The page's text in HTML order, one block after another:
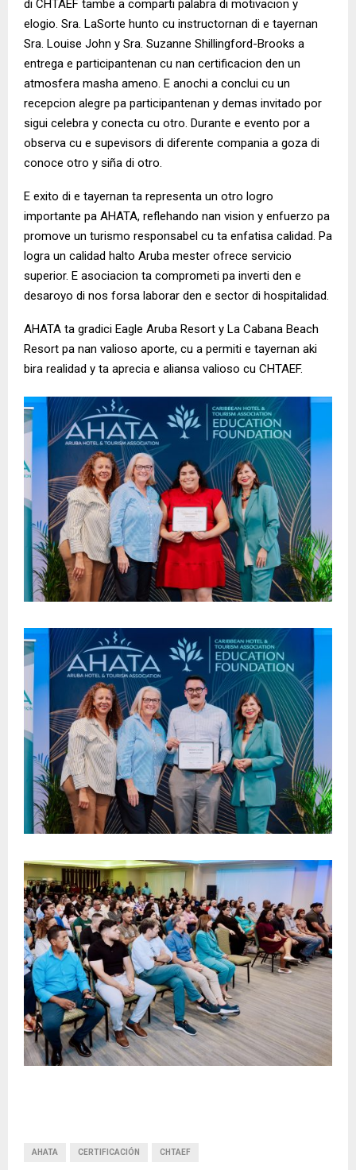
di CHTAEF tambe a comparti palabra di motivacion y
elogio. Sra. LaSorte hunto cu instructornan di e tayernan
Sra. Louise John y Sra. Suzanne Shillingford-Brooks a
entrega e participantenan cu nan certificacion den un
atmosfera masha ameno. E anochi a conclui cu un
recepcion alegre pa participantenan y demas invitado por
sigui celebra y conecta cu otro. Durante e evento por a
observa cu e supevisors di diferente compania a goza di
conoce otro y siña di otro.
E exito di e tayernan ta representa un otro logro
importante pa AHATA, reflehando nan vision y enfuerzo pa
promove un turismo responsabel cu ta enfatisa calidad. Pa
logra un calidad halto Aruba mester ofrece servicio
superior. E asociacion ta comprometi pa inverti den e
desaroyo di nos forsa laborar den e sector di hospitalidad.
AHATA ta gradici Eagle Aruba Resort y La Cabana Beach
Resort pa nan valioso aporte, cu a permiti e tayernan aki
bira realidad y ta aprecia e aliansa valioso cu CHTAEF.
AHATA CERTIFICACIÓN CHTAEF